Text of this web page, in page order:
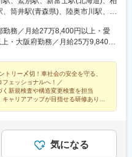
谷・所沢・春日部・千葉・習志
石川・長野・松本【中部エリ
牧・福井・岐阜・飛騨・静岡・
和歌山・兵庫、姫路【中国エリ
岡山・山口【四国エリア】・香
ア】・福岡・北九州・久留米・
・熊本・大分・宮崎・鹿児島・
については、当機構のウェブサイ
筒井駅(青森県)、陸奥市川駅、岩
駅、六町駅、小宮駅、西国立駅、
島駅、上泉駅、西大宮駅、明戸
、平塚駅、下溝駅、酒折駅、白山
庄駅、大河端駅、北長野駅、平
町駅、若林駅(愛知県)、岩倉駅
山駅、県総合運動場駅、さぎの宮
市駅、フェリーターミナル駅、
、東松江駅(島根県)、備前一宮
米駅、布師田駅、浦添前田駅、
勤務／月給27万8,400円以上・愛
・大阪府勤務／月給25万9,840円
27万8,400円以上・愛知県勤務
勤務／月給25万9,840円以上・そ
【短大卒以上、または専門学校
勤務／月給25万9,800円以上・愛
・大阪府勤務／月給24万2,480円
360円以上・愛知県勤務／月給22
給22万4,336円以上・その他地域
の経験を考慮した上で、決定いた
トリー〆切！車社会の安全を守る、
フェッショナルへ！／
新規検査や構造変更検査を担当
ャリアアップが目指せる研修あり
気になる